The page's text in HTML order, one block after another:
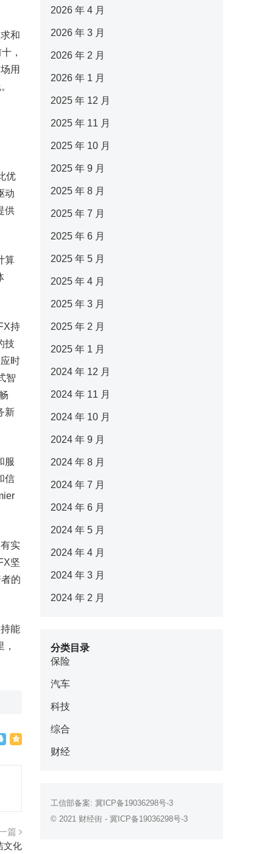
和
，
用
优
动
供
算
持
技
时
智
新
服
信
实
坚
的
能
篇
文化
2026 年 4 月
2026 年 3 月
2026 年 2 月
2026 年 1 月
2025 年 12 月
2025 年 11 月
2025 年 10 月
2025 年 9 月
2025 年 8 月
2025 年 7 月
2025 年 6 月
2025 年 5 月
2025 年 4 月
2025 年 3 月
2025 年 2 月
2025 年 1 月
2024 年 12 月
2024 年 11 月
2024 年 10 月
2024 年 9 月
2024 年 8 月
2024 年 7 月
2024 年 6 月
2024 年 5 月
2024 年 4 月
2024 年 3 月
2024 年 2 月
分类目录
保险
汽车
科技
综合
财经
工信部备案: 冀ICP备19036298号-3
© 2021 财经街 - 冀ICP备19036298号-3